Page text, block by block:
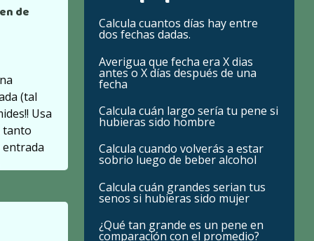
de
(tal
Usa
tanto
Calcula cuantos días hay entre
dos fechas dadas.
Averigua que fecha era X dias
antes o X días después de una
fecha
Calcula cuán largo sería tu pene si
hubieras sido hombre
Calcula cuando volverás a estar
sobrio luego de beber alcohol
Calcula cuán grandes serian tus
senos si hubieras sido mujer
¿Qué tan grande es un pene en
comparación con el promedio?